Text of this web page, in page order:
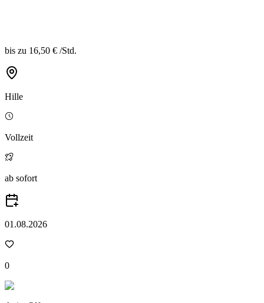
bis zu 16,50 € /Std.
Hille
Vollzeit
ab sofort
01.08.2026
0